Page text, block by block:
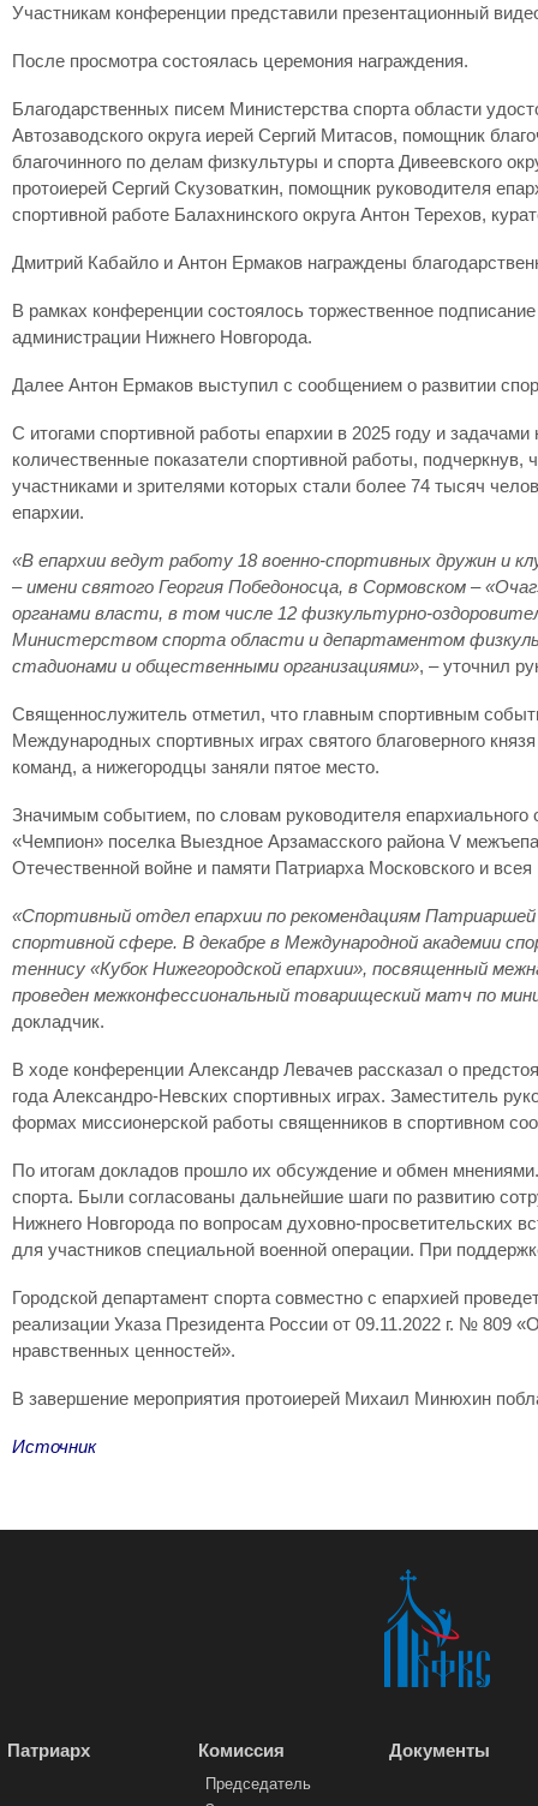
Участникам конференции представили презентационный
После просмотра состоялась церемония награждения.
Благодарственных писем Министерства спорта области
Автозаводского округа иерей Сергий Митасов, помощник
благочинного по делам физкультуры и спорта Дивеевского
протоиерей Сергий Скузоваткин, помощник руководителя
спортивной работе Балахнинского округа Антон Терехов,
Дмитрий Кабайло и Антон Ермаков награждены
В рамках конференции состоялось торжественное
администрации Нижнего Новгорода.
Далее Антон Ермаков выступил с сообщением о развитии
С итогами спортивной работы епархии в 2025 году и
количественные показатели спортивной работы,
участниками и зрителями которых стали более 74 тысяч
епархии.
«В епархии ведут работу 18 военно-спортивных дружин и
– имени святого Георгия Победоносца, в Сормовском –
органами власти, в том числе 12 физкультурно-
Министерством спорта области и департаментом
стадионами и общественными организациями», – уточнил
Священнослужитель отметил, что главным спортивным
Международных спортивных играх святого благоверного
команд, а нижегородцы заняли пятое место.
Значимым событием, по словам руководителя
«Чемпион» поселка Выездное Арзамасского района V
Отечественной войне и памяти Патриарха Московского и
«Спортивный отдел епархии по рекомендациям
спортивной сфере. В декабре в Международной академии
теннису «Кубок Нижегородской епархии», посвященный
проведен межконфессиональный товарищеский матч по
докладчик.
В ходе конференции Александр Левачев рассказал о
года Александро-Невских спортивных играх. Заместитель
формах миссионерской работы священников в спортивном
По итогам докладов прошло их обсуждение и обмен
спорта. Были согласованы дальнейшие шаги по развитию
Нижнего Новгорода по вопросам духовно-просветительских
для участников специальной военной операции. При
Городской департамент спорта совместно с епархией
реализации Указа Президента России от 09.11.2022 г. № 809
нравственных ценностей».
В завершение мероприятия протоиерей Михаил Минюхин
Источник
Патриарх Комиссия
Председатель
Документы